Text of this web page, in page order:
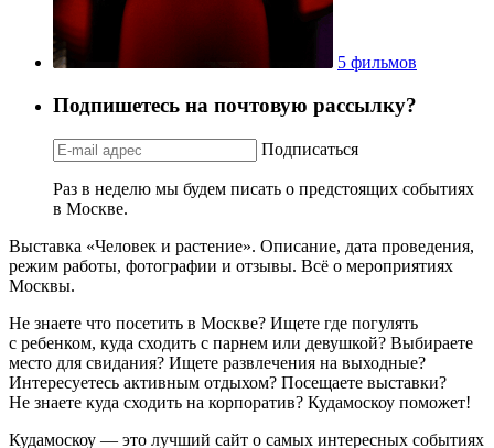
5 фильмов
Подпишетесь на почтовую рассылку?
Подписаться
Раз в неделю мы будем писать о предстоящих событиях
в Москве.
Выставка «Человек и растение». Описание, дата проведения,
режим работы, фотографии и отзывы. Всё о мероприятиях
Москвы.
Не знаете что посетить в Москве? Ищете где погулять
с ребенком, куда сходить с парнем или девушкой? Выбираете
место для свидания? Ищете развлечения на выходные?
Интересуетесь активным отдыхом? Посещаете выставки?
Не знаете куда сходить на корпоратив? Кудамоскоу поможет!
Кудамоскоу — это лучший сайт о самых интересных событиях